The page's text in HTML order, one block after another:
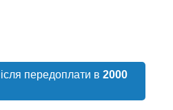
передоплати в 2000